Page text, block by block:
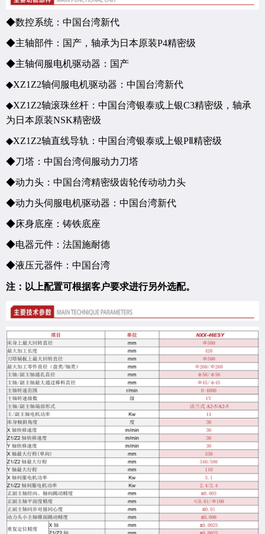
◆数控系统：中国台湾新代
◆主轴部件：国产，轴承为日本原装P4精密级
◆主轴伺服电机驱动器：国产
◆XZ1Z2轴伺服电机驱动器：中国台湾新代
◆XZ1Z2轴滚珠丝杆：中国台湾银泰或上银C3精密级，轴承
为日本原装NSK精密级
◆XZ1Z2轴直线导轨：中国台湾银泰或上银P 精密级
◆刀塔：中国台湾伺服动力刀塔
◆动力头：中国台湾精密级齿轮传动动力头
◆动力头伺服电机驱动器：中国台湾新代
◆床身底座：铸铁底座
◆电器元件：法国施耐德
◆液压元器件：中国台湾
注：以上配置可根据客户要求进行另外选配。